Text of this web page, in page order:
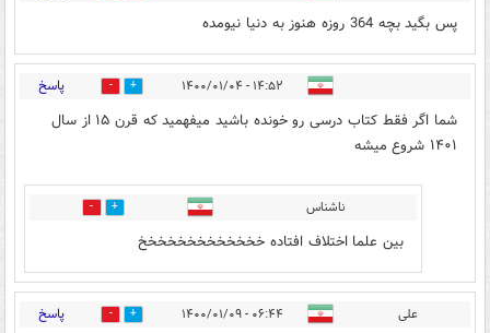
پس بگید بچه 364 روزه هنوز به دنیا نیومده
۱۴:۵۲ - ۱۴۰۰/۰۱/۰۴ 0 پاسخ
شما اگر فقط کتاب درسی رو خونده باشید میفهمید که قرن ۱۵ از سال
۱۴۰۱ شروع میشه
ناشناس 0
بین علما اختلاف افتاده خخخخخخخخخخخخخ
علی ۰۶:۴۴ - ۱۴۰۰/۰۱/۰۹ 0 پاسخ